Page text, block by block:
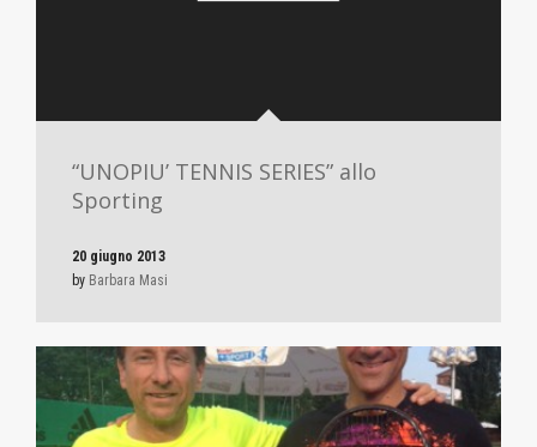
“UNOPIU’ TENNIS SERIES” allo
Sporting
20 giugno 2013
by Barbara Masi